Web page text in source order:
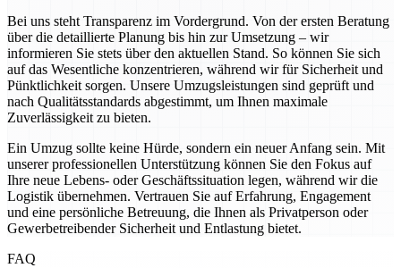
Bei uns steht Transparenz im Vordergrund. Von der ersten Beratung
über die detaillierte Planung bis hin zur Umsetzung – wir
informieren Sie stets über den aktuellen Stand. So können Sie sich
auf das Wesentliche konzentrieren, während wir für Sicherheit und
Pünktlichkeit sorgen. Unsere Umzugsleistungen sind geprüft und
nach Qualitätsstandards abgestimmt, um Ihnen maximale
Zuverlässigkeit zu bieten.
Ein Umzug sollte keine Hürde, sondern ein neuer Anfang sein. Mit
unserer professionellen Unterstützung können Sie den Fokus auf
Ihre neue Lebens- oder Geschäftssituation legen, während wir die
Logistik übernehmen. Vertrauen Sie auf Erfahrung, Engagement
und eine persönliche Betreuung, die Ihnen als Privatperson oder
Gewerbetreibender Sicherheit und Entlastung bietet.
FAQ